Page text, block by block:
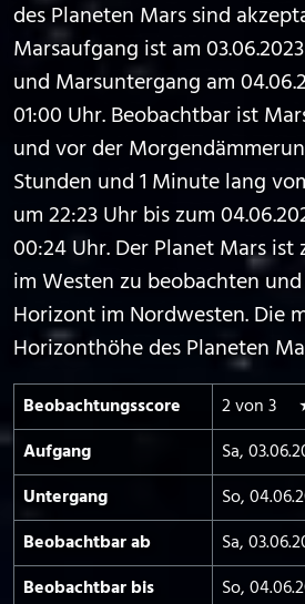
des Planeten Mars sind
Marsaufgang ist am
und Marsuntergang am
01:00 Uhr. Beobachtbar ist
und vor der
Stunden und 1 Minute lang
um 22:23 Uhr bis zum
00:24 Uhr. Der Planet Mars
im Westen zu beobachten
Horizont im Nordwesten. Die
Horizonthöhe des Planeten
Beobachtungs­score
2 von 3
Aufgang
Sa,
Untergang
So,
Beobachtbar ab
Sa,
Beobachtbar bis
So,